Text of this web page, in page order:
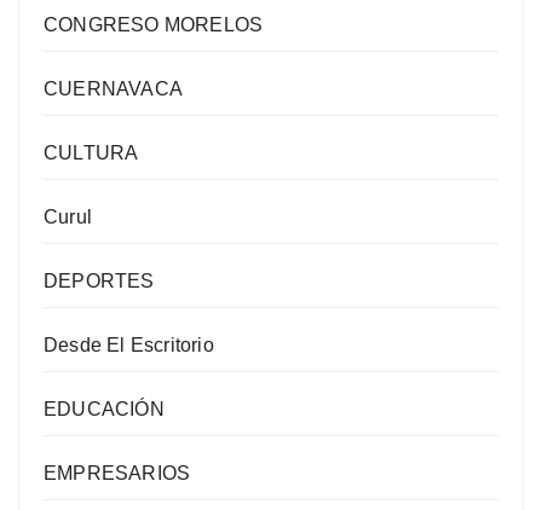
CONGRESO MORELOS
CUERNAVACA
CULTURA
Curul
DEPORTES
Desde El Escritorio
EDUCACIÓN
EMPRESARIOS